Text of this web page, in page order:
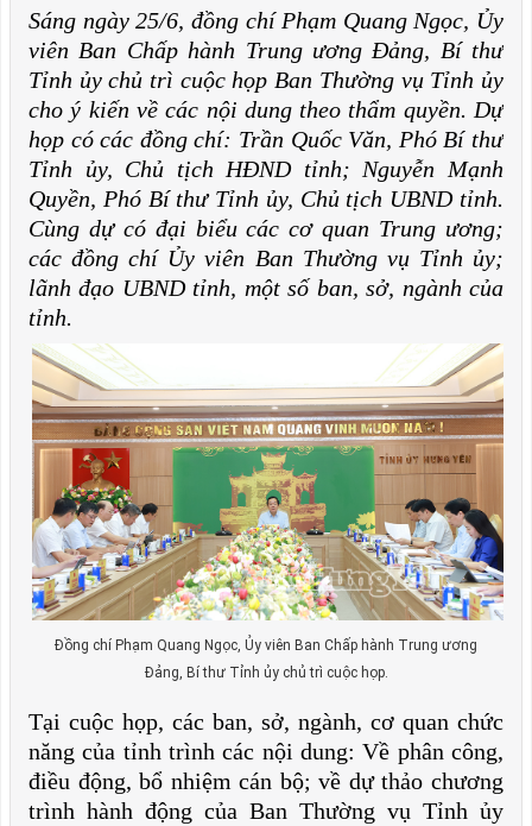
Sáng ngày 25/6, đồng chí Phạm Quang Ngọc, Ủy
viên Ban Chấp hành Trung ương Đảng, Bí thư
Tỉnh ủy chủ trì cuộc họp Ban Thường vụ Tỉnh ủy
cho ý kiến về các nội dung theo thẩm quyền. Dự
họp có các đồng chí: Trần Quốc Văn, Phó Bí thư
Tỉnh ủy, Chủ tịch HĐND tỉnh; Nguyễn Mạnh
Quyền, Phó Bí thư Tỉnh ủy, Chủ tịch UBND tỉnh.
Cùng dự có đại biểu các cơ quan Trung ương;
các đồng chí Ủy viên Ban Thường vụ Tỉnh ủy;
lãnh đạo UBND tỉnh, một số ban, sở, ngành của
tỉnh.
Đồng chí Phạm Quang Ngọc, Ủy viên Ban Chấp hành Trung ương
Đảng, Bí thư Tỉnh ủy chủ trì cuộc họp.
Tại cuộc họp, các ban, sở, ngành, cơ quan chức
năng của tỉnh trình các nội dung: Về phân công,
điều động, bổ nhiệm cán bộ; về dự thảo chương
trình hành động của Ban Thường vụ Tỉnh ủy